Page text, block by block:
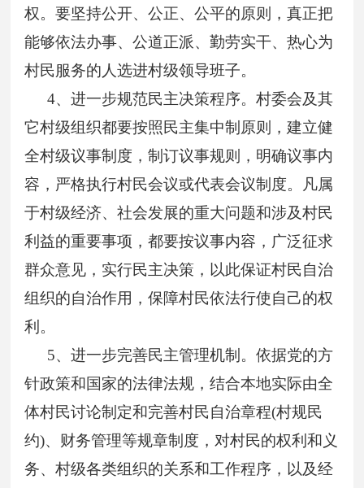
权。要坚持公开、公正、公平的原则，真正把
能够依法办事、公道正派、勤劳实干、热心为
村民服务的人选进村级领导班子。
4、进一步规范民主决策程序。村委会及其
它村级组织都要按照民主集中制原则，建立健
全村级议事制度，制订议事规则，明确议事内
容，严格执行村民会议或代表会议制度。凡属
于村级经济、社会发展的重大问题和涉及村民
利益的重要事项，都要按议事内容，广泛征求
群众意见，实行民主决策，以此保证村民自治
组织的自治作用，保障村民依法行使自己的权
利。
5、进一步完善民主管理机制。依据党的方
针政策和国家的法律法规，结合本地实际由全
体村民讨论制定和完善村民自治章程(村规民
约)、财务管理等规章制度，对村民的权利和义
务、村级各类组织的关系和工作程序，以及经